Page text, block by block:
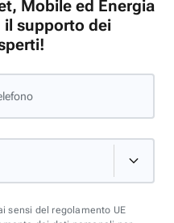
Mobile ed Energia
il supporto dei
sensi del regolamento UE